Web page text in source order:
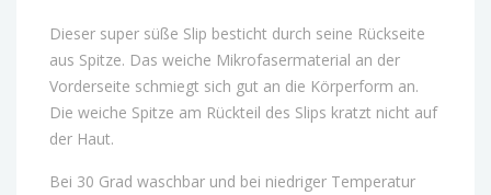
Dieser super süße Slip besticht durch seine Rückseite
aus Spitze. Das weiche Mikrofasermaterial an der
Vorderseite schmiegt sich gut an die Körperform an.
Die weiche Spitze am Rückteil des Slips kratzt nicht auf
der Haut.
Bei 30 Grad waschbar und bei niedriger Temperatur